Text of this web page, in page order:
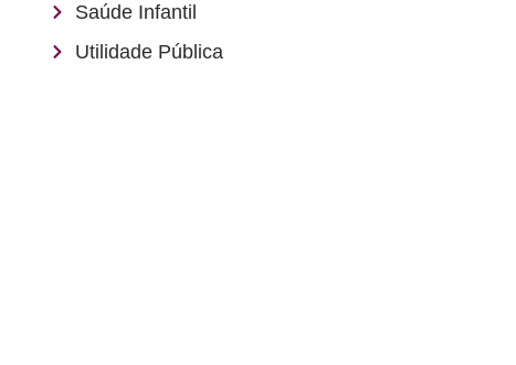
Saúde Infantil
Utilidade Pública